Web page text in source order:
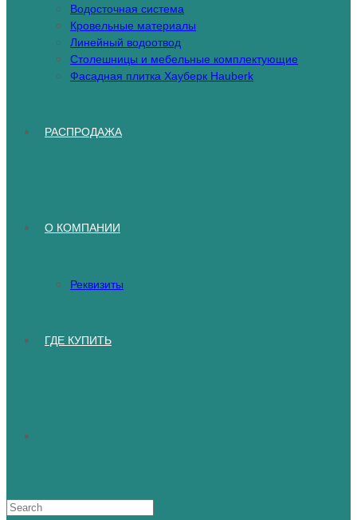
Водосточная система
Кровельные материалы
Линейный водоотвод
Столешницы и мебельные комплектующие
Фасадная плитка Хауберк Hauberk
РАСПРОДАЖА
О КОМПАНИИ
Реквизиты
ГДЕ КУПИТЬ
Искать: